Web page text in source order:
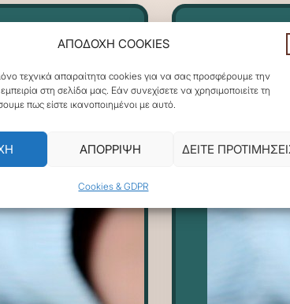
ΑΠΟΔΟΧΗ COOKIES
τεχνικά απαραίτητα cookies για να σας προσφέρουμε την
στη σελίδα μας. Εάν συνεχίσετε να χρησιμοποιείτε τη
πως είστε ικανοποιημένοι με αυτό.
ΑΠΟΡΡΙΨΗ ΔΕΙΤΕ
Cookies & GDPR